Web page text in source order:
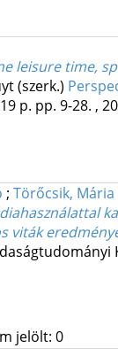
leisure time,
(szerk.)
p. pp. 9-28. ,
; Törőcsik, Mária
viták
jelölt: 0